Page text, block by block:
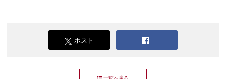
ポスト